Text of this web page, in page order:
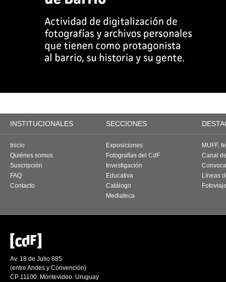
INSTITUCIONALES SECCIONES
Inicio
Quiénes somos
Suscripción
FAQ
Contacto
Exposiciones
Fotografías del CdF
Investigación
Educativa
Catálogo
Mediateca
MUFF,
Canal
Líneas
Av. 18 de Julio 885
(entre Andes y Convención)
CP 11100. Montevideo. Uruguay